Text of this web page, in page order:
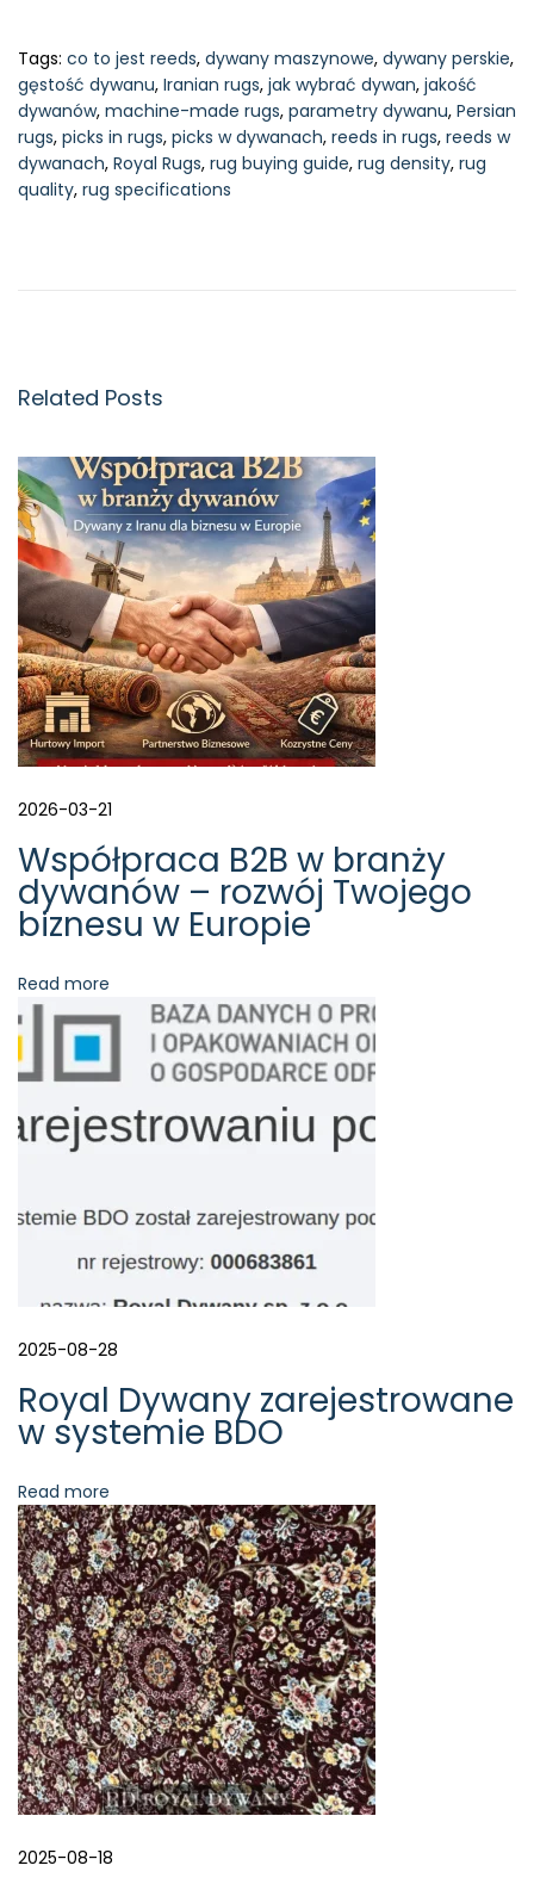
Tags: co to jest reeds, dywany maszynowe, dywany perskie,
gęstość dywanu, Iranian rugs, jak wybrać dywan, jakość
dywanów, machine-made rugs, parametry dywanu, Persian
rugs, picks in rugs, picks w dywanach, reeds in rugs, reeds w
dywanach, Royal Rugs, rug buying guide, rug density, rug
quality, rug specifications
ś
i
ć
l
i
c
z
b
ę
„
r
e
e
d
w
d
y
w
a
i
?
N
a
z
i
i
/
O
u
S
t
o
r
y
Related Posts
2026-03-21
Współpraca B2B w branży
dywanów – rozwój Twojego
biznesu w Europie
Read more
2025-08-28
Royal Dywany zarejestrowane
w systemie BDO
Read more
2025-08-18